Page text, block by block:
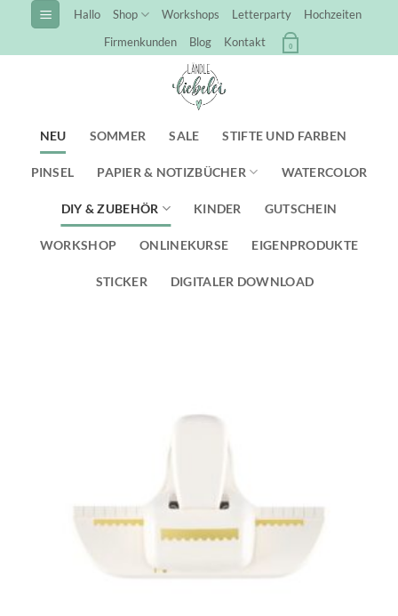
Inhalt
springen
Hallo Shop Workshops Letterparty
Hochzeiten
Firmenkunden
Blog Kontakt 0
NEU SOMMER SALE STIFTE UND FARBEN
PINSEL PAPIER & NOTIZBÜCHER WATERCOLOR
DIY & ZUBEHÖR KINDER GUTSCHEIN
WORKSHOP ONLINEKURSE EIGENPRODUKTE
STICKER DIGITALER DOWNLOAD